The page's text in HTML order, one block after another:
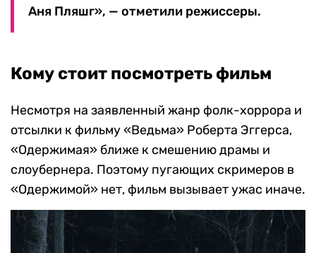
Аня Пляшг», — отметили режиссеры.
Кому стоит посмотреть фильм
Несмотря на заявленный жанр фолк-хоррора и
отсылки к фильму «Ведьма» Роберта Эггерса,
«Одержимая» ближе к смешению драмы и
слоубернера. Поэтому пугающих скримеров в
«Одержимой» нет, фильм вызывает ужас иначе.